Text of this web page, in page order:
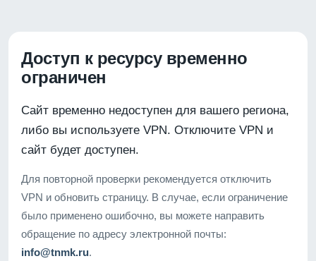
Доступ к ресурсу временно
ограничен
Сайт временно недоступен для вашего региона,
либо вы используете VPN. Отключите VPN и
сайт будет доступен.
Для повторной проверки рекомендуется отключить
VPN и обновить страницу. В случае, если ограничение
было применено ошибочно, вы можете направить
обращение по адресу электронной почты:
info@tnmk.ru.